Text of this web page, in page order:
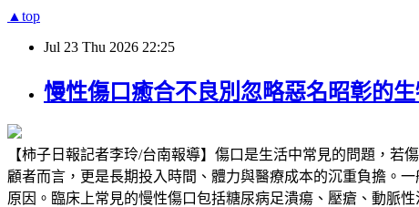
▲top
Jul 23 Thu 2026 22:25
慢性傷口癒合不良別忽略惡名昭彰的
【柿子日報記者李玲/台南報導】傷口是生活中常見的問題，
顧者而言，更是長期投入時間、體力與醫療成本的沉重負擔。
原因。臨床上常見的慢性傷口包括糖尿病足潰瘍、壓瘡、動脈